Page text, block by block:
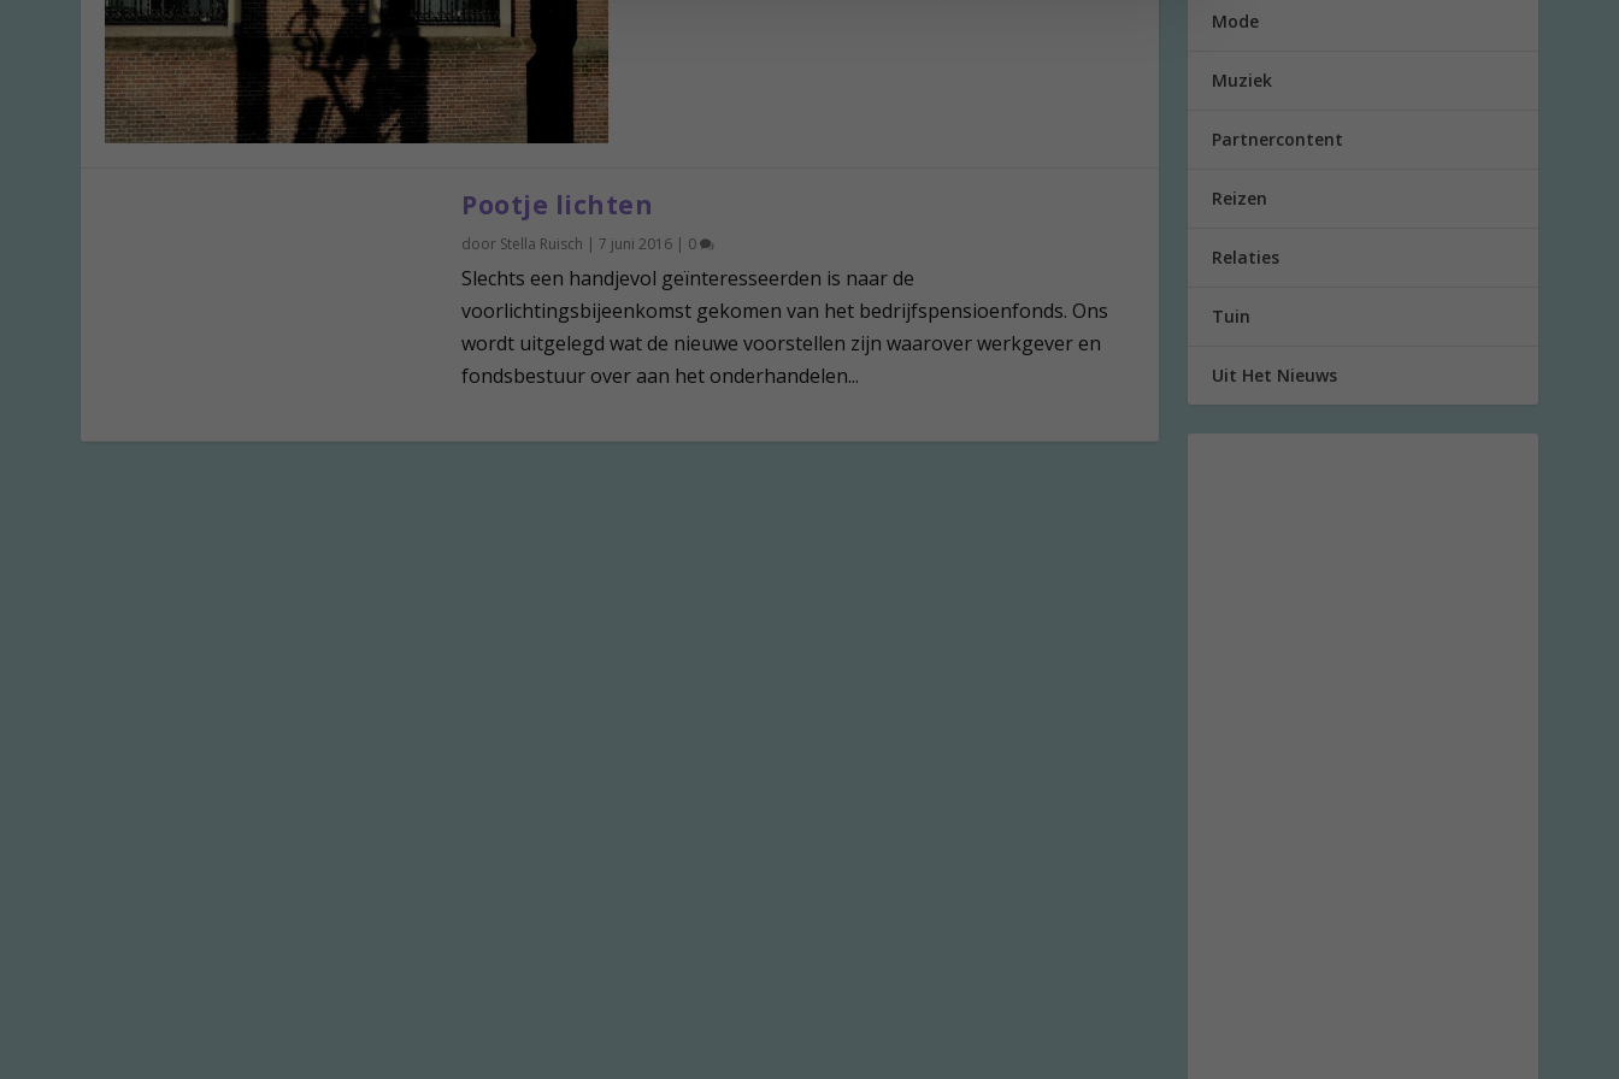
Pootje lichten
door Stella Ruisch |7 juni 2016 | 0
Slechts een handjevol geïnteresseerden is naar de
voorlichtingsbijeenkomst gekomen van het bedrijfspensioenfonds. Ons
wordt uitgelegd wat de nieuwe voorstellen zijn waarover werkgever en
fondsbestuur over aan het onderhandelen...
Mode
Muziek
Partnercontent
Reizen
Relaties
Tuin
Uit Het Nieuws